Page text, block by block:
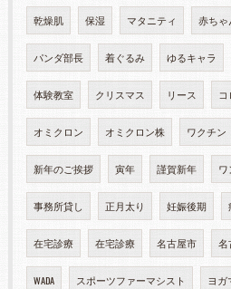
乾燥肌 保湿 マタニティ 赤ちゃ
パンダ部長 着ぐるみ ゆるキャラ
体験教室 クリスマス リース
オミクロン オミクロン株 ワクチン
新年のご挨拶 寅年 謹賀新年
事務所貸し 正月太り 妊娠後期
在宅診療 在宅診療 名古屋市 名
WADA スポーツファーマシスト ヨガ